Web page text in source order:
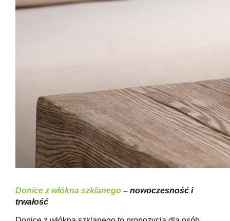
Donice z włókna szklanego – nowoczesność i
trwałość